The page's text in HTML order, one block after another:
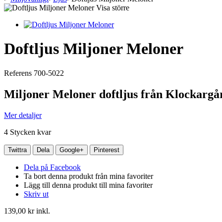
Visa större
Doftljus Miljoner Meloner
Referens 700-5022
Miljoner Meloner doftljus från
Mer detaljer
4 Stycken kvar
Twittra Dela Google+ Pinterest
Dela på Facebook
Ta bort denna produkt från mina favoriter
Lägg till denna produkt till mina favoriter
Skriv ut
139,00 krinkl.